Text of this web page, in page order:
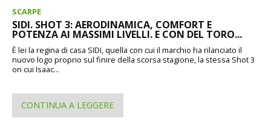
SCARPE
SIDI. SHOT 3: AERODINAMICA, COMFORT E
POTENZA AI MASSIMI LIVELLI. E CON DEL TORO...
È lei la regina di casa SIDI, quella con cui il marchio ha rilanciato il
nuovo logo proprio sul finire della scorsa stagione, la stessa Shot 3
on cui Isaac...
CONTINUA A LEGGERE